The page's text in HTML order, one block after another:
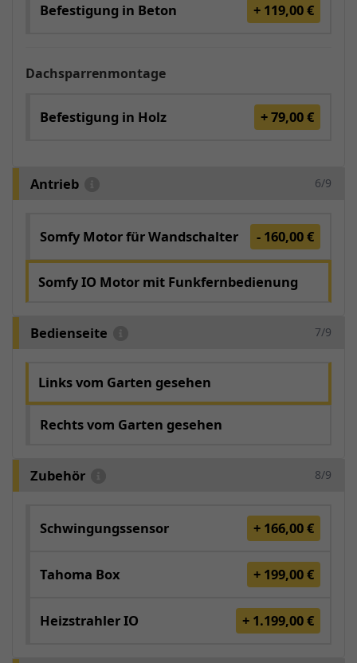
Befestigung in Beton + 119,00 €
Dachsparrenmontage
Befestigung in Holz + 79,00 €
Antrieb 6/9
Somfy Motor für Wandschalter - 160,00 €
Somfy IO Motor mit Funkfernbedienung
Bedienseite 7/9
Links vom Garten gesehen
Rechts vom Garten gesehen
Zubehör 8/9
Schwingungssensor + 166,00 €
Tahoma Box + 199,00 €
Heizstrahler IO + 1.199,00 €